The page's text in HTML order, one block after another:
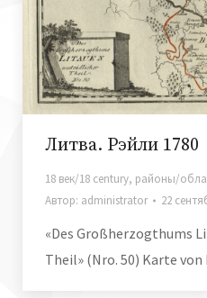
Литва. Рэйли 1780
18 век/18 century, районы/
Автор: administrator 22
«Des Großherzogthums
Theil» (Nro. 50) Karte von